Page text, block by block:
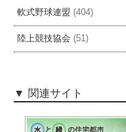
軟式野球連盟 (404)
陸上競技協会 (51)
関連サイト